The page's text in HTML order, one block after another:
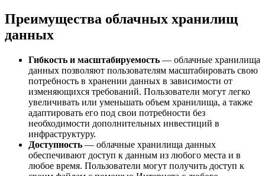
Преимущества облачных хранилищ
данных
Гибкость и масштабируемость — облачные хранилища
данных позволяют пользователям масштабировать свою
потребность в хранении данных в зависимости от
изменяющихся требований. Пользователи могут легко
увеличивать или уменьшать объем хранилища, а также
адаптировать его под свои потребности без
необходимости дополнительных инвестиций в
инфраструктуру.
Доступность — облачные хранилища данных
обеспечивают доступ к данным из любого места и в
любое время. Пользователи могут получить доступ к